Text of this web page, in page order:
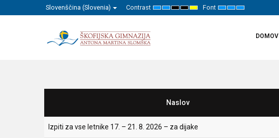
Slovenščina (Slovenia) Contrast
Default
mode
Night
mode
High
Contrast
High
Contrast
High
Contrast
Font
Set
Smaller
Set
Default
Set
Larger
DOMOV
Naslov
Izpiti za vse letnike 17. – 21. 8. 2026 – za dijake